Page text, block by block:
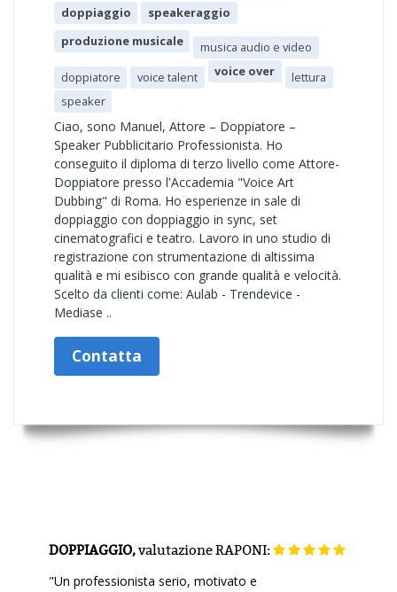
doppiaggio
speakeraggio
produzione musicale
musica audio e video
doppiatore
voice talent voice over
lettura
speaker
Ciao, sono Manuel, Attore – Doppiatore –
Speaker Pubblicitario Professionista. Ho
conseguito il diploma di terzo livello come Attore-
Doppiatore presso l'Accademia "Voice Art
Dubbing" di Roma. Ho esperienze in sale di
doppiaggio con doppiaggio in sync, set
cinematografici e teatro. Lavoro in uno studio di
registrazione con strumentazione di altissima
qualità e mi esibisco con grande qualità e velocità.
Scelto da clienti come: Aulab - Trendevice -
Mediase ..
Contatta
DOPPIAGGIO,valutazioneRAPONI:
"Un professionista serio, motivato e